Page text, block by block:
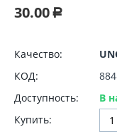
30.00 Р
Качество:
КОД:
Доступность:
В
Купить: